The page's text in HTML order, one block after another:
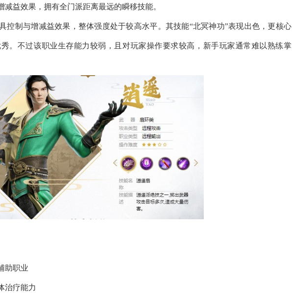
益效果，拥有全门派距离最远的瞬移技能。
控制与增减益效果，整体强度处于较高水平。其技能“北冥神功”表现出色，更核心
。不过该职业生存能力较弱，且对玩家操作要求较高，新手玩家通常难以熟练掌
助职业
治疗能力